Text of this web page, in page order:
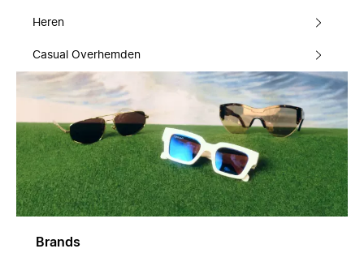
Heren
Casual Overhemden
Brands